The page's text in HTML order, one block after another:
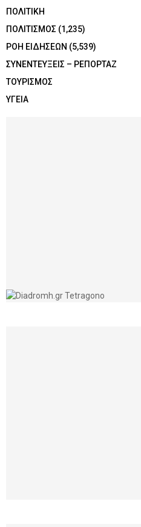
ΠΟΛΙΤΙΚΗ
ΠΟΛΙΤΙΣΜΟΣ (1,235)
ΡΟΗ ΕΙΔΗΣΕΩΝ (5,539)
ΣΥΝΕΝΤΕΥΞΕΙΣ – ΡΕΠΟΡΤΑΖ
ΤΟΥΡΙΣΜΟΣ
ΥΓΕΙΑ